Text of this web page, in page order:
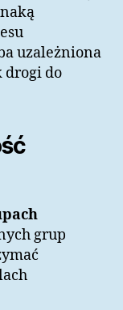
uzależniona
drogi do
grup